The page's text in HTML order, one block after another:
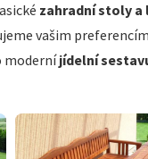
zahradní stoly a
vašim
moderníjídelní